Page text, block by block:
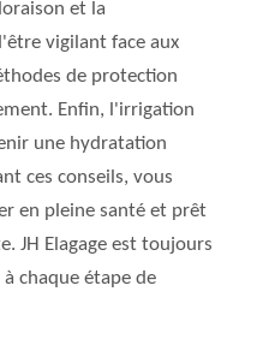
et la
vigilant face aux
de protection
Enfin, l'irrigation
une hydratation
ces conseils, vous
en pleine santé et prêt
JH Elagage est toujours
chaque étape de